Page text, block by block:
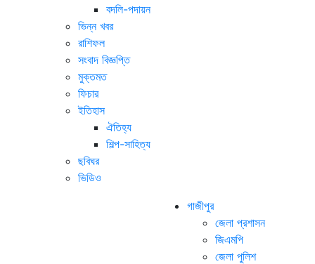
বদলি-পদায়ন
ভিন্ন খবর
রাশিফল
সংবাদ বিজ্ঞপ্তি
মুক্তমত
ফিচার
ইতিহাস
ঐতিহ্য
শিল্প-সাহিত্য
ছবিঘর
ভিডিও
গাজীপুর
জেলা প্রশাসন
জিএমপি
জেলা পুলিশ